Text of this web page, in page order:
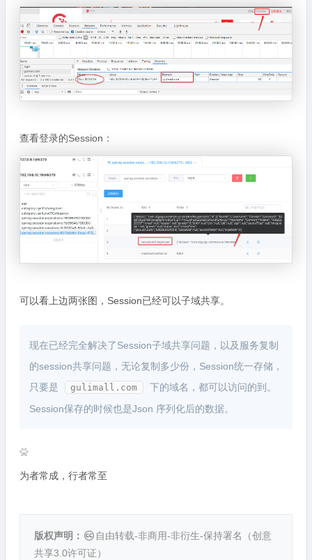
查看登录的Session：
可以看上边两张图，Session已经可以子域共享。
现在已经完全解决了Session子域共享问题，以及服务复制
的session共享问题，无论复制多少份，Session统一存储，
只要是
gulimall.com
下的域名，都可以访问的到。
Session保存的时候也是Json 序列化后的数据。
为者常成，行者常至
版权声明： 自由转载-非商用-非衍生-保持署名（创意
共享3.0许可证）